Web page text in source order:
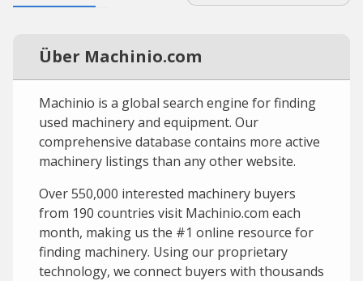
Über Machinio.com
Machinio is a global search engine for finding
used machinery and equipment. Our
comprehensive database contains more active
machinery listings than any other website.
Over 550,000 interested machinery buyers
from 190 countries visit Machinio.com each
month, making us the #1 online resource for
finding machinery. Using our proprietary
technology, we connect buyers with thousands